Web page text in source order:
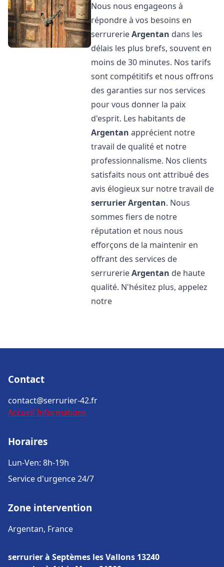
Nous nous engageons à
répondre à vos besoins en
serrurerieArgentan dans les
délais les plus brefs, souvent en
moins de 30 minutes. Nos tarifs
sont compétitifs et nous offrons
des garanties sur nos services
pour vous donner la paix
d'esprit. Les habitants de
Argentan apprécient notre
travail de qualité et notre
professionnalisme. Nos clients
satisfaits nous ont attribué des
avis élogieux sur notre travail de
serrurierArgentan. Nous
sommes fiers de notre
réputation et nous nous
efforçons de la maintenir en
offrant des services de
serrurerieArgentan de haute
qualité. N'hésitez plus, appelez
notre
Contact
contact@serrurier-42.fr
Accueil Informations
Horaires
Lun-Ven: 8h-19h
Service d'urgence 24/7
Zone intervention
Argentan, France
serrurier à Septèmes les Vallons 13240